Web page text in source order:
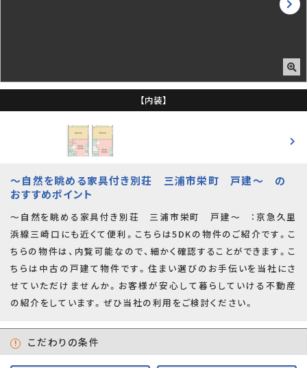
【内装】
～自然を眺める家具付き別荘 三浦市栄町 戸建～ の
おすすめポイント
～自然を眺める家具付き別荘 三浦市栄町 戸建～ ：京急久里
浜線三崎口にも近くて便利。こちらは5DKの物件のご紹介です。こ
ちらの物件は、内覧可能なので、細かく確認することができます。こ
ちらは中古の戸建て物件です。住まい選びのお手伝いを当社にさ
せていただけませんか。お客様が安心して暮らしていける不動産
の紹介をしています。ぜひ当社の利用をご検討ください。
こだわりの条件